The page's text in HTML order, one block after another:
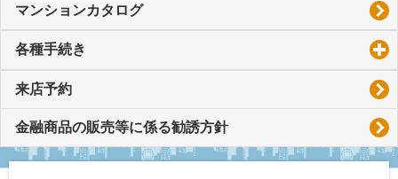
マンションカタログ
各種手続き
来店予約
金融商品の販売等に係る勧誘方針